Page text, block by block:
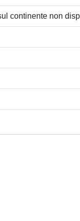
continente non